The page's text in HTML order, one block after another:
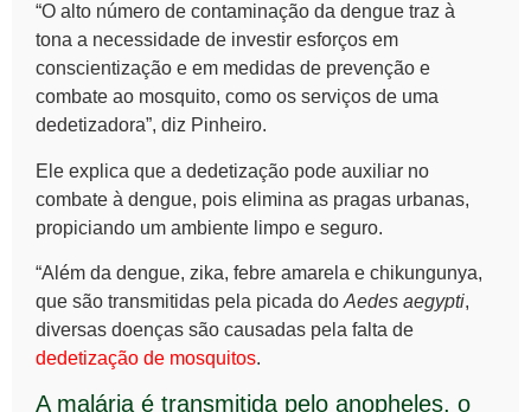
“O alto número de contaminação da dengue traz à
tona a necessidade de investir esforços em
conscientização e em medidas de prevenção e
combate ao mosquito, como os serviços de uma
dedetizadora”, diz Pinheiro.
Ele explica que a dedetização pode auxiliar no
combate à dengue, pois elimina as pragas urbanas,
propiciando um ambiente limpo e seguro.
“Além da dengue, zika, febre amarela e chikungunya,
que são transmitidas pela picada do Aedes aegypti,
diversas doenças são causadas pela falta de
dedetização de mosquitos.
A malária é transmitida pelo anopheles, o